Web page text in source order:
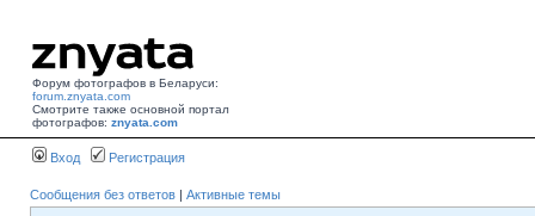
Форум фотографов в Беларуси:
forum.znyata.com
Смотрите также основной портал
фотографов: znyata.com
Вход Регистрация
Сообщения без ответов | Активные темы